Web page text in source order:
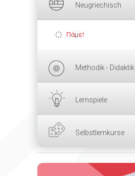
Neugriechisch
Πάμε!
Methodik - Didaktik
Lernspiele
Selbstlernkurse